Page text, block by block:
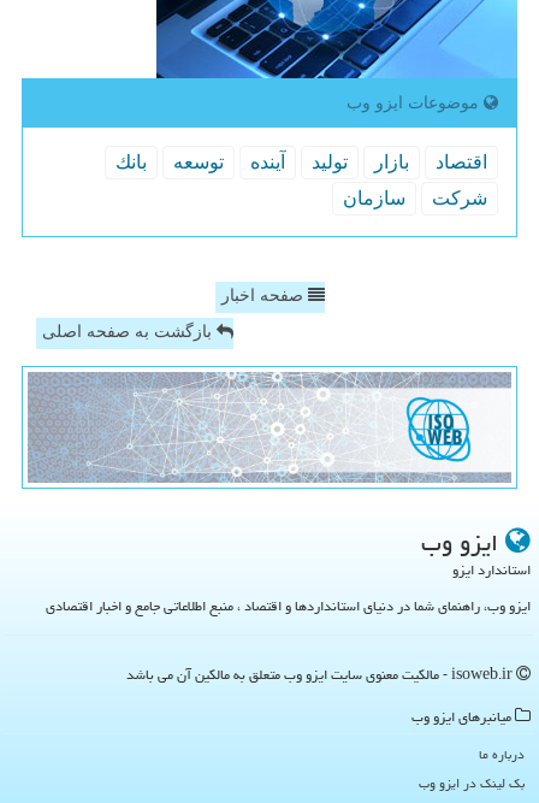
موضوعات ایزو وب
اقتصاد بازار تولید آینده توسعه
بانك
شركت
سازمان
صفحه اخبار
بازگشت به صفحه اصلی
ایزو وب
استاندارد ایزو
ایزو وب، راهنمای شما در دنیای استانداردها و اقتصاد ، منبع اطلاعاتی جامع و اخبار اقتصادی
میانبرهای ایزو وب
درباره ما
بک لینک در ایزو وب